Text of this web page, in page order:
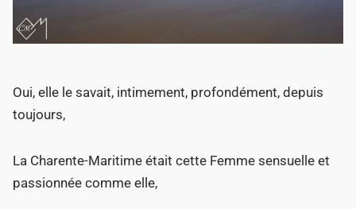
Oui, elle le savait, intimement, profondément, depuis
toujours,
La Charente-Maritime était cette Femme sensuelle et
passionnée comme elle,